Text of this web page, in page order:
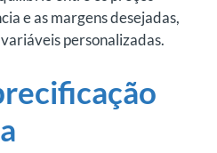
e as margens desejadas,
personalizadas.